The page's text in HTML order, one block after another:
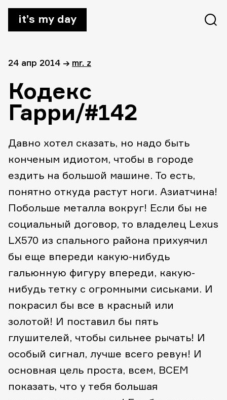
it’s my day
24 апр 2014 → mr. z
Кодекс
Гарри/#142
Давно хотел сказать, но надо быть
конченым идиотом, чтобы в городе
ездить на большой машине. То есть,
понятно откуда растут ноги. Азиатчина!
Побольше металла вокруг! Если бы не
социальный договор, то владелец Lexus
LX570 из спального района прихуячил
бы еще впереди какую-нибудь
гальюнную фигуру впереди, какую-
нибудь тетку с огромными сиськами. И
покрасил бы все в красный или
золотой! И поставил бы пять
глушителей, чтобы сильнее рычать! И
особый сигнал, лучше всего ревун! И
основная цель проста, всем, ВСЕМ
показать, что у тебя большая